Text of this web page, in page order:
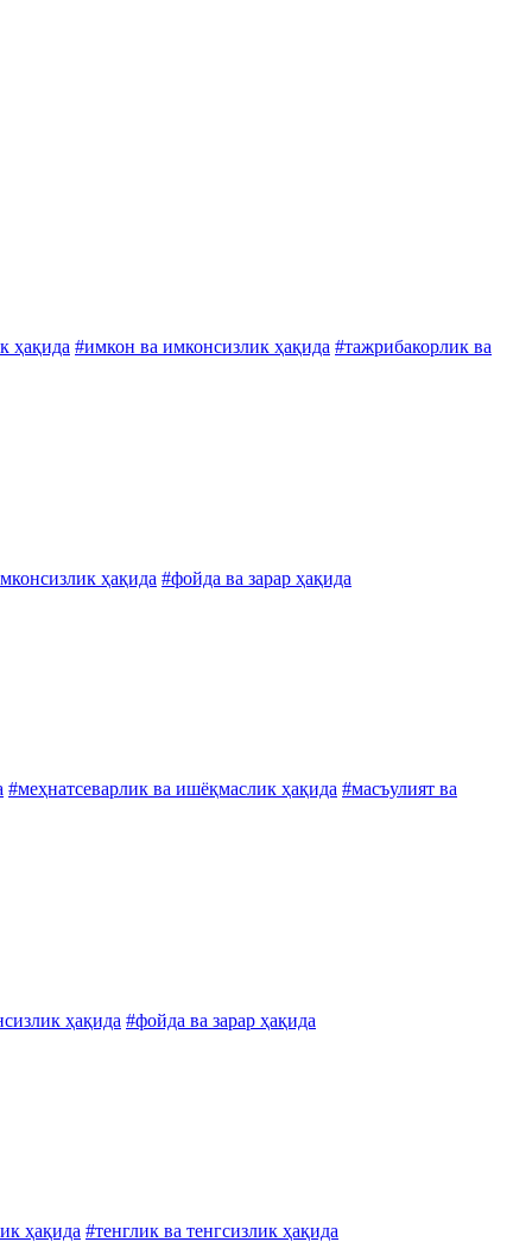
ҳақида #имкон ва имконсизлик ҳақида #тажрибакорлик ва
ҳақида #фойда ва зарар ҳақида
#меҳнатсеварлик ва ишёқмаслик ҳақида #масъулият ва
ҳақида #фойда ва зарар ҳақида
ҳақида #тенглик ва тенгсизлик ҳақида